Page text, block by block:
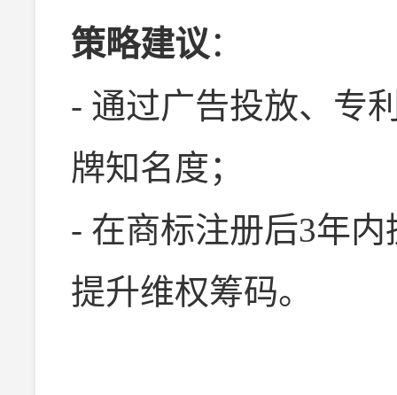
策略建议：
- 通过广告投放、专
牌知名度；
- 在商标注册后3年
提升维权筹码。